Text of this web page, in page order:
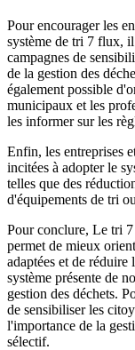
Pour encourager les
système de tri 7 flux,
campagnes de
de la gestion des
également possible
municipaux et les
les informer sur les
Enfin, les entreprises
incitées à adopter le
telles que des
d'équipements de tri
Pour conclure, Le tri
permet de mieux
adaptées et de
système présente de
gestion des déchets.
de sensibiliser les
l'importance de la
sélectif.